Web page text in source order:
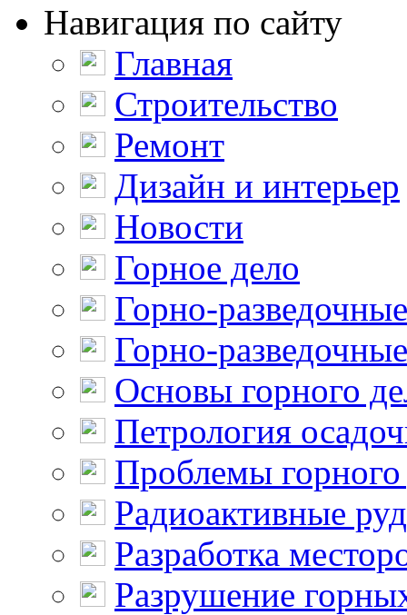
Навигация по сайту
Главная
Строительство
Ремонт
Дизайн и интерьер
Новости
Горное дело
Горно-
Горно-
Основы горного
Петрология
Проблемы горного
Радиоактивные
Разработка
Разрушение